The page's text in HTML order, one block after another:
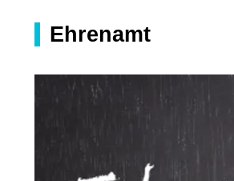
Ehrenamt